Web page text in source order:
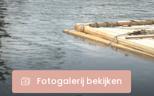
Fotogalerij bekijken